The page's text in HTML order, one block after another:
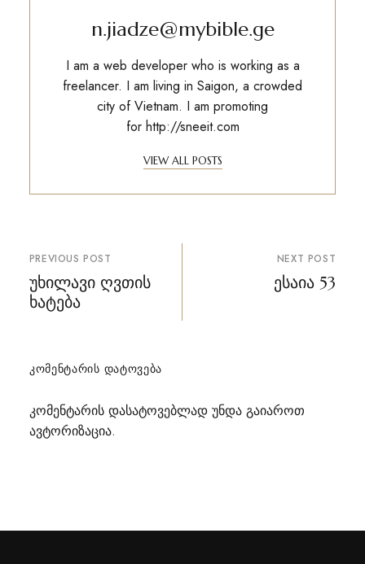
n.jiadze@mybible.ge
I am a web developer who is working as a
freelancer. I am living in Saigon, a crowded
city of Vietnam. I am promoting
for http://sneeit.com
VIEW ALL POSTS
პოსტის
ნავიგაცია
PREVIOUS POST
უხილავი ღვთის
ხატება
NEXT POST
ესაია 53
ᲙᲝᲛᲔᲜᲢᲐᲠᲘᲡ ᲓᲐᲢᲝᲕᲔᲑᲐ
კომენტარის დასატოვებლად უნდა გაიაროთ
ავტორიზაცია.